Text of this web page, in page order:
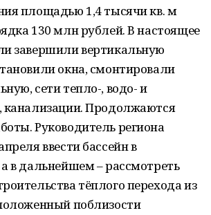
площадью 1,4 тысячи кв. м
130 млн рублей. В настоящее
завершили вертикальную
окна, смонтировали
сети тепло-, водо- и
канализации. Продолжаются
Руководитель региона
ввести бассейн в
в дальнейшем – рассмотреть
тёплого перехода из
поблизости